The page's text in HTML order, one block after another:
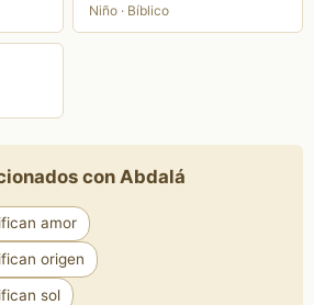
Niño · Bíblico
con Abdalá
amor
origen
sol